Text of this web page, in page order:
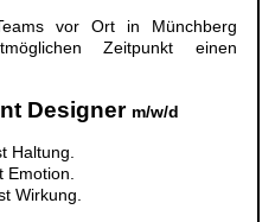
vor Ort in Münchberg
Zeitpunkt einen
Designer m/w/d
Haltung.
Emotion.
Wirkung.